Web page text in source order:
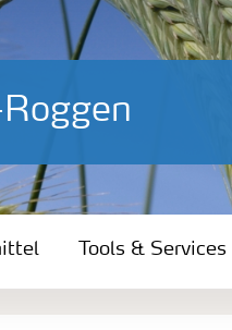
Tools & Services